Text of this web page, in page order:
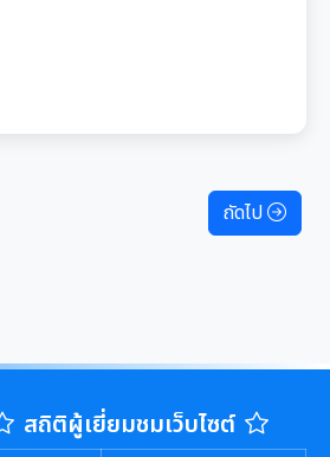
ถัดไป
สถิติผู้เยี่ยมชมเว็บไซต์